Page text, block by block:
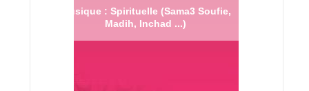
Musique : Spirituelle (Sama3 Soufie,
Madih, Inchad ...)